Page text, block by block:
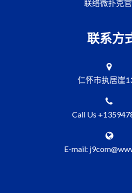
联络微扑克
联系方
仁怀市执居崖
Call Us
E-mail: